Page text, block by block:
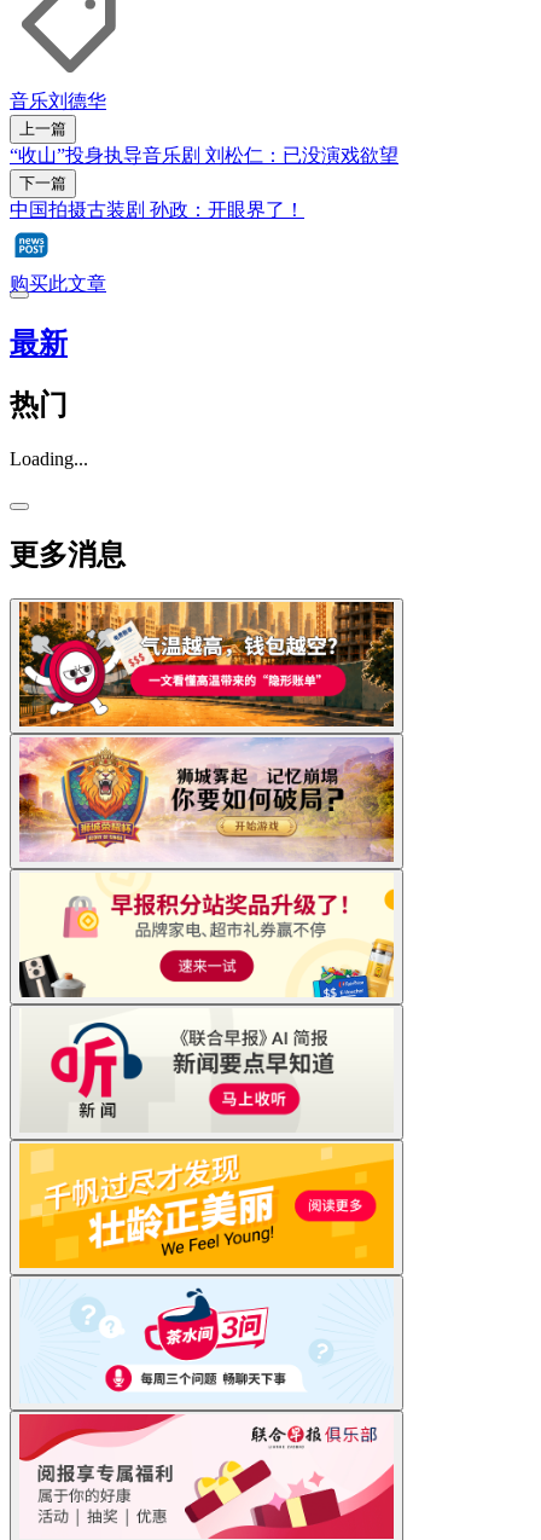
音乐刘德华
上一篇
“收山”投身执导音乐剧 刘松仁：已没演戏欲望
下一篇
中国拍摄古装剧 孙政：开眼界了！
购买此文章
最新
热门
Loading...
更多消息